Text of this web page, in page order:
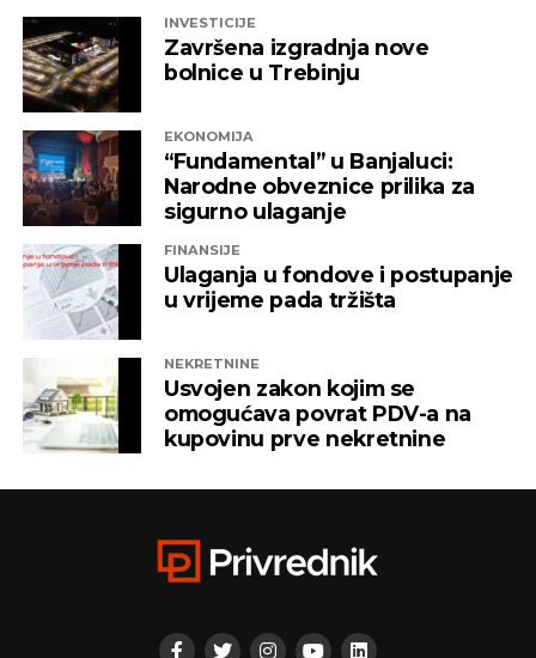
INVESTICIJE
Završena izgradnja nove
bolnice u Trebinju
EKONOMIJA
“Fundamental” u Banjaluci:
Narodne obveznice prilika za
sigurno ulaganje
FINANSIJE
Ulaganja u fondove i postupanje
u vrijeme pada tržišta
NEKRETNINE
Usvojen zakon kojim se
omogućava povrat PDV-a na
kupovinu prve nekretnine